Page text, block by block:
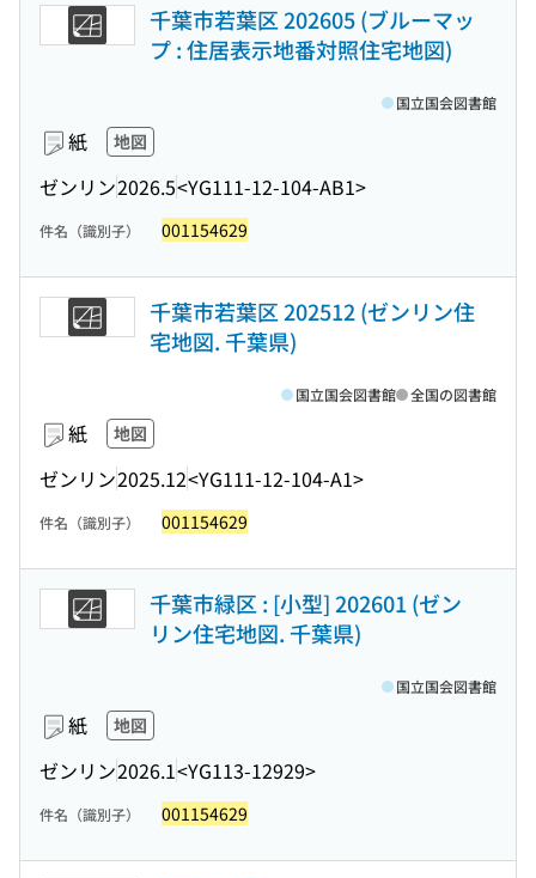
千葉市若葉区 202605 (ブルーマッ
プ : 住居表示地番対照住宅地図)
紙 地図
ゼンリン2026.5<YG111-12-104-AB1>
国立国会図書館
件名（識別子） 001154629
千葉市若葉区 202512 (ゼンリン住
宅地図. 千葉県)
紙 地図
ゼンリン2025.12<YG111-12-104-A1>
国立国会図書館 全国の図書館
件名（識別子） 001154629
千葉市緑区 : [小型] 202601 (ゼン
リン住宅地図. 千葉県)
紙 地図
ゼンリン2026.1<YG113-12929>
国立国会図書館
件名（識別子） 001154629